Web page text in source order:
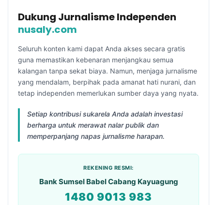
Dukung Jurnalisme Independen
nusaly.com
Seluruh konten kami dapat Anda akses secara gratis
guna memastikan kebenaran menjangkau semua
kalangan tanpa sekat biaya. Namun, menjaga jurnalisme
yang mendalam, berpihak pada amanat hati nurani, dan
tetap independen memerlukan sumber daya yang nyata.
Setiap kontribusi sukarela Anda adalah investasi
berharga untuk merawat nalar publik dan
memperpanjang napas jurnalisme harapan.
REKENING RESMI:
Bank Sumsel Babel Cabang Kayuagung
1480 9013 983